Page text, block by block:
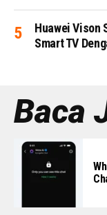
Huawei Vison
Smart TV
Baca